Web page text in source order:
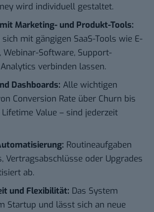
wird individuell gestaltet.
Marketing- und Produkt-Tools:
sich mit gängigen SaaS-Tools wie E-
Webinar-Software, Support-
verbinden lassen.
Dashboards: Alle wichtigen
Conversion Rate über Churn bis
Value – sind jederzeit
Routineaufgaben
Vertragsabschlüsse oder Upgrades
ab.
und Flexibilität: Das System
Startup und lässt sich an neue